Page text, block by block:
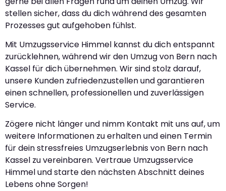
stellen sicher, dass du dich während des gesamten
Prozesses gut aufgehoben fühlst.
Mit Umzugsservice Himmel kannst du dich entspannt
zurücklehnen, während wir den Umzug von Bern nach
Kassel für dich übernehmen. Wir sind stolz darauf,
unsere Kunden zufriedenzustellen und garantieren
einen schnellen, professionellen und zuverlässigen
Service.
Zögere nicht länger und nimm Kontakt mit uns auf, um
weitere Informationen zu erhalten und einen Termin
für dein stressfreies Umzugserlebnis von Bern nach
Kassel zu vereinbaren. Vertraue Umzugsservice
Himmel und starte den nächsten Abschnitt deines
Lebens ohne Sorgen!